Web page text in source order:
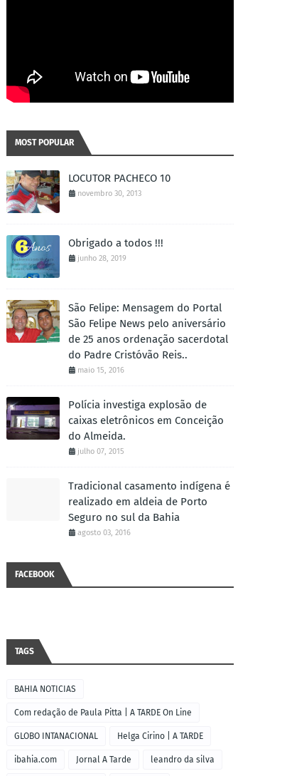
MOST POPULAR
LOCUTOR PACHECO 10
novembro 30, 2013
Obrigado a todos !!!
junho 28, 2019
São Felipe: Mensagem do Portal
São Felipe News pelo aniversário
de 25 anos ordenação sacerdotal
do Padre Cristóvão Reis..
maio 15, 2016
Polícia investiga explosão de
caixas eletrônicos em Conceição
do Almeida.
julho 07, 2015
Tradicional casamento indígena é
realizado em aldeia de Porto
Seguro no sul da Bahia
agosto 03, 2016
FACEBOOK
TAGS
BAHIA NOTICIAS
Com redação de Paula Pitta | A TARDE On Line
GLOBO INTANACIONAL Helga Cirino | A TARDE
ibahia.com Jornal A Tarde leandro da silva